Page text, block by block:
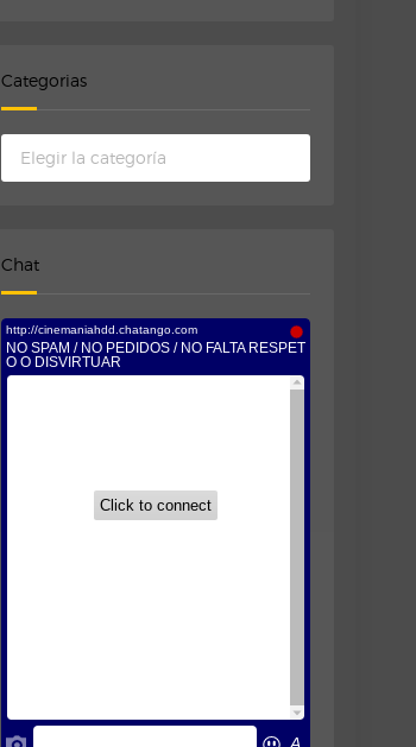
Categorias
Categorias
Chat